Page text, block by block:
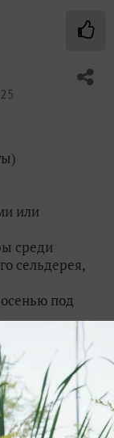
или
среди
сельдерея,
под